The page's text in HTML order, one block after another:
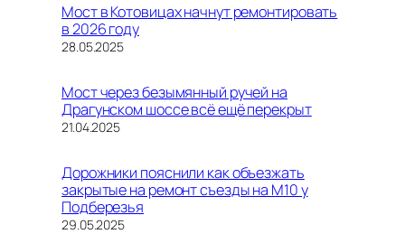
Мост в Котовицах начнут ремонтировать
в 2026 году
Дата
28.05.2025
Мост через безымянный ручей на
Драгунском шоссе всё ещё перекрыт
Дата
21.04.2025
Дорожники пояснили как объезжать
закрытые на ремонт съезды на М10 у
Подберезья
Дата
29.05.2025